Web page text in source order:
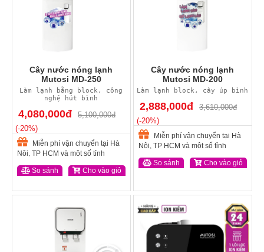
Cây nước nóng lạnh
Mutosi MD-250
Làm lạnh bằng block, công
nghệ hút bình
4,080,000đ
5,100,000đ
(-20%)
Miễn phí vận chuyển tại Hà
Nội, TP HCM và một số tỉnh
So sánh Cho vào giỏ
Cây nước nóng lạnh
Mutosi MD-200
Làm lạnh block, cây úp bình
2,888,000đ
3,610,000đ
(-20%)
Miễn phí vận chuyển tại Hà
Nội, TP HCM và một số tỉnh
So sánh Cho vào giỏ